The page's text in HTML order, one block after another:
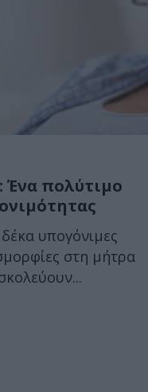
Ένα πολύτιμο
υπογόνιμες
στη μήτρα